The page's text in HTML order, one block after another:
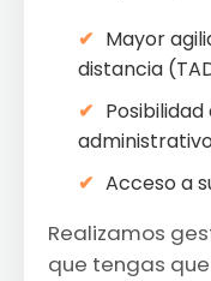
Mayor
distancia
Acceso a
Realizamos
que tengas